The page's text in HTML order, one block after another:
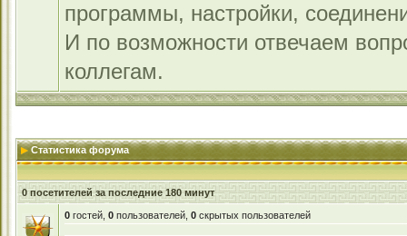
программы, настройки,
И по возможности отвечаем
коллегам.
Статистика форума
0 посетителей за последние 180 минут
0 гостей, 0 пользователей, 0 скрытых пользователей